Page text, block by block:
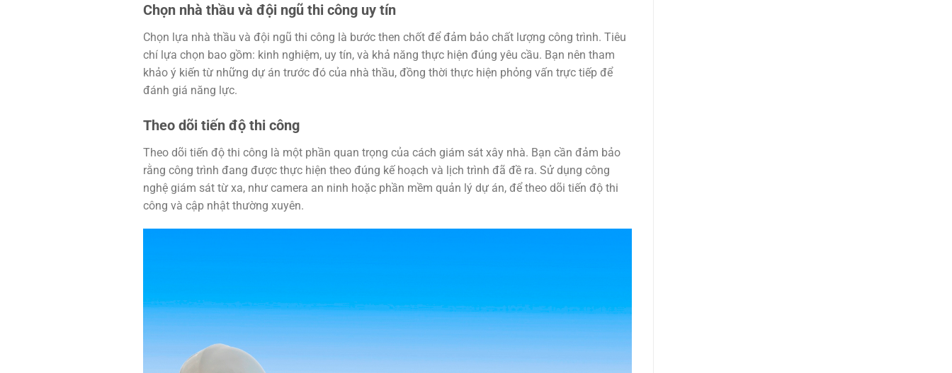
Chọn nhà thầu và đội ngũ thi công uy tín
Chọn lựa nhà thầu và đội ngũ thi công là bước then chốt để đảm bảo chất lượng công trình. Tiêu
chí lựa chọn bao gồm: kinh nghiệm, uy tín, và khả năng thực hiện đúng yêu cầu. Bạn nên tham
khảo ý kiến từ những dự án trước đó của nhà thầu, đồng thời thực hiện phỏng vấn trực tiếp để
đánh giá năng lực.
Theo dõi tiến độ thi công
Theo dõi tiến độ thi công là một phần quan trọng của cách giám sát xây nhà. Bạn cần đảm bảo
rằng công trình đang được thực hiện theo đúng kế hoạch và lịch trình đã đề ra. Sử dụng công
nghệ giám sát từ xa, như camera an ninh hoặc phần mềm quản lý dự án, để theo dõi tiến độ thi
công và cập nhật thường xuyên.